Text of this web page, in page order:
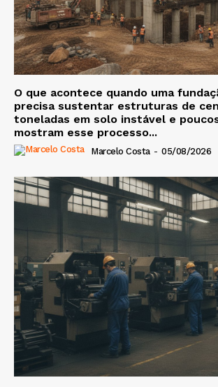
O que acontece quando uma
precisa sustentar estruturas de
toneladas em solo instável e
mostram esse processo...
Marcelo Costa - 05/08/2026